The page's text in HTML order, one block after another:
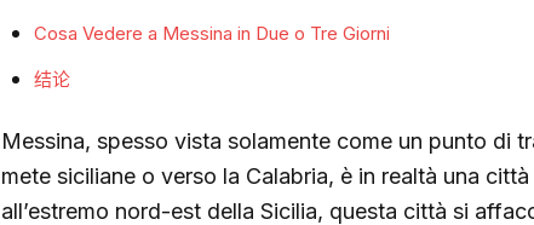
Cosa Vedere a Messina in Due o Tre Giorni
结论
Messina, spesso vista solamente come un punto di
mete siciliane o verso la Calabria, è in realtà una
all’estremo nord-est della Sicilia, questa città si